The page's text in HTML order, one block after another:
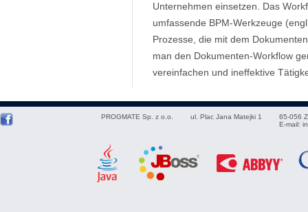
Unternehmen einsetzen. Das
umfassende BPM-Werkzeuge
Prozesse, die mit dem
man den Dokumenten-Workflow
vereinfachen und ineffektive
PROGMATE Sp. z o.o. ul. Plac Jana Matejki 1 65-056
E-mail: